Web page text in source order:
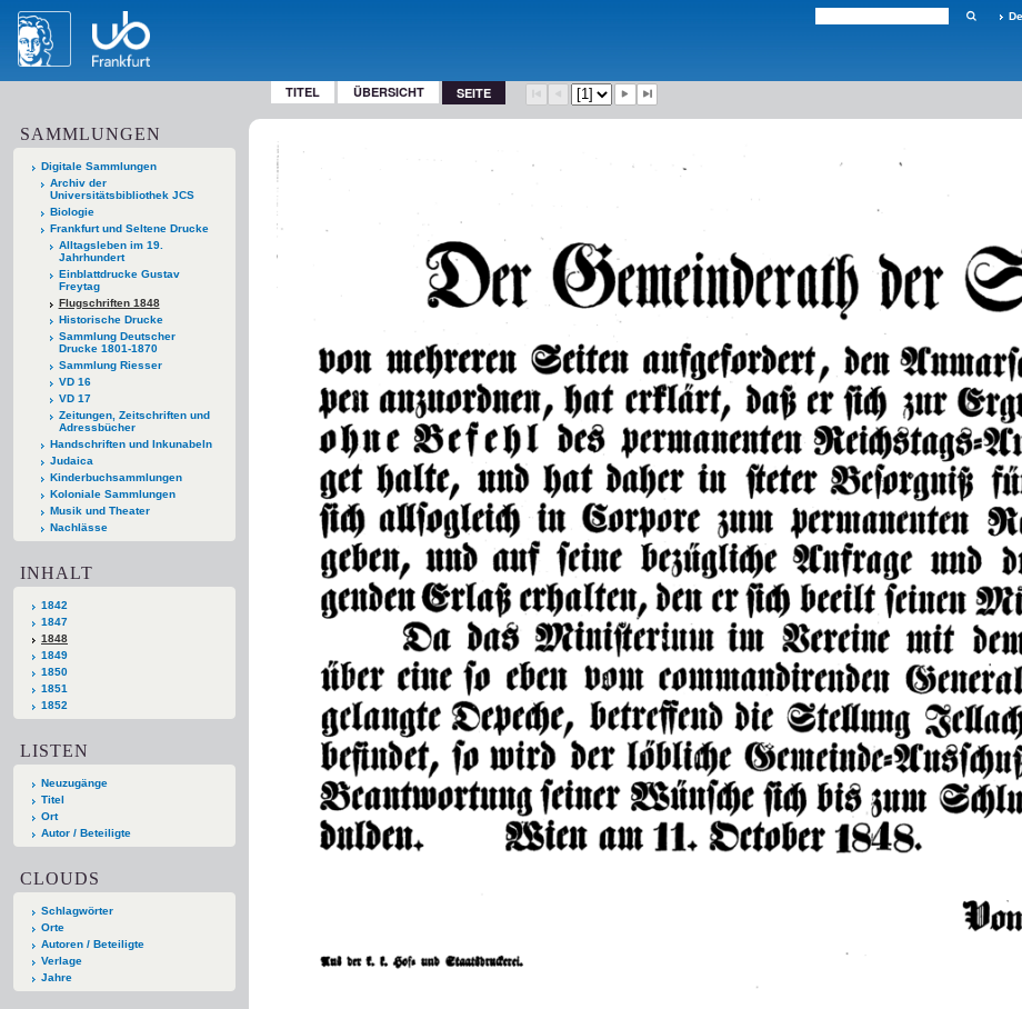
TITEL ÜBERSICHT SEITE
SAMMLUNGEN
Digitale Sammlungen
Archiv der
Universitätsbibliothek JCS
Biologie
Frankfurt und Seltene Drucke
Alltagsleben im 19.
Jahrhundert
Einblattdrucke Gustav
Freytag
Flugschriften 1848
Historische Drucke
Sammlung Deutscher
Drucke 1801-1870
Sammlung Riesser
VD 16
VD 17
Zeitungen, Zeitschriften und
Adressbücher
Handschriften und Inkunabeln
Judaica
Kinderbuchsammlungen
Koloniale Sammlungen
Musik und Theater
Nachlässe
INHALT
1842
1847
1848
1849
1850
1851
1852
LISTEN
Neuzugänge
Titel
Ort
Autor / Beteiligte
CLOUDS
Schlagwörter
Orte
Autoren / Beteiligte
Verlage
Jahre